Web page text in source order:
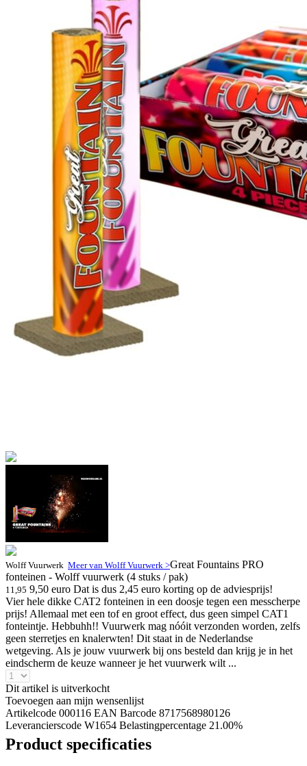
Wolff Vuurwerk Meer van Wolff Vuurwerk >Great Fountains PRO
fonteinen - Wolff vuurwerk (4 stuks / pak)
11,95 9,50 euro Dat is dus 2,45 euro korting op de adviesprijs!
Vier hele dikke CAT2 fonteinen in een doosje tegen een messcherpe
prijs! Allemaal met een tof en groot effect, dus geen simpel CAT1
fonteintje. Hebbuhh!! Vuurwerk mag nóóit verzonden worden, zelfs
geen sterretjes en knalerwten! Dit staat in de Nederlandse
wetgeving. Als je jouw vuurwerk bij ons besteld dan krijg je in het
eindscherm de keuze wanneer je het vuurwerk wilt ...
Dit artikel is uitverkocht
Toevoegen aan mijn wensenlijst
Artikelcode 000116 EAN Barcode 8717568980126
Leverancierscode W1654 Belastingpercentage 21.00%
Product specificaties